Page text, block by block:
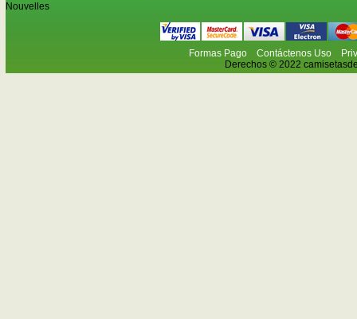
Nouvelles
Formas Pago Contáctenos Uso
Derechos © 2022